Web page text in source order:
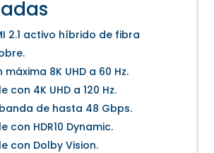
2.1 activo híbrido de fibra
máxima 8K UHD a 60 Hz.
con 4K UHD a 120 Hz.
de hasta 48 Gbps.
con HDR10 Dynamic.
con Dolby Vision.